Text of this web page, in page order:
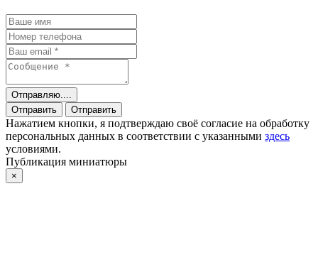
Отправляю....
Отправить
Отправить
Нажатием кнопки, я подтверждаю своё согласие на обработку
персональных данных в соответствии с указанными здесь
условиями.
Публикация миниатюры
×